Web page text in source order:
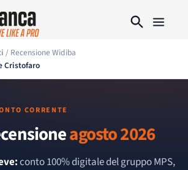
/ Recensione Widiba
Cristofaro
CORRENTE
agosto 2026
conto 100% digitale del gruppo MPS,